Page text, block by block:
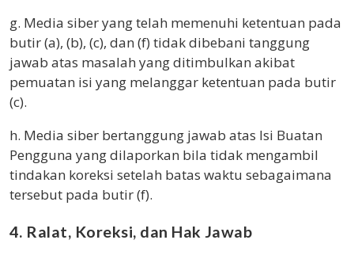
g. Media siber yang telah memenuhi ketentuan pada
butir (a), (b), (c), dan (f) tidak dibebani tanggung
jawab atas masalah yang ditimbulkan akibat
pemuatan isi yang melanggar ketentuan pada butir
(c).
h. Media siber bertanggung jawab atas Isi Buatan
Pengguna yang dilaporkan bila tidak mengambil
tindakan koreksi setelah batas waktu sebagaimana
tersebut pada butir (f).
4. Ralat, Koreksi, dan Hak Jawab